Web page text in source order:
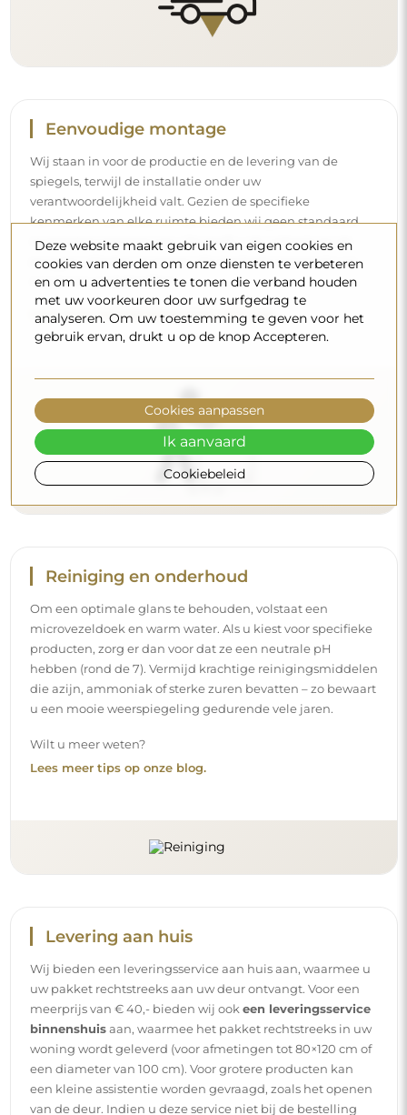
Reiniging en onderhoud
Om een optimale glans te behouden, volstaat een
microvezeldoek en warm water. Als u kiest voor specifieke
producten, zorg er dan voor dat ze een neutrale pH
hebben (rond de 7). Vermijd krachtige reinigingsmiddelen
die azijn, ammoniak of sterke zuren bevatten – zo bewaart
u een mooie weerspiegeling gedurende vele jaren.
Wij bieden een leveringsservice aan huis aan, waarmee u
uw pakket rechtstreeks aan uw deur ontvangt. Voor een
meerprijs van € 40,- bieden wij ook een leveringsservice
binnenshuisaan, waarmee het pakket rechtstreeks in uw
woning wordt geleverd (voor afmetingen tot 80×120 cm of
een diameter van 100 cm). Voor grotere producten kan
een kleine assistentie worden gevraagd, zoals het openen
kiest en betaalt, zal de bezorger het pakket niet binnen in
uw woning plaatsen.
Handleidingen
Om de montage en het gebruik van onze spiegel
eenvoudig en zorgeloos te maken, hebben wij voor u
gedetailleerde handleidingen opgesteld. Daarin vindt u
alle nodige stappen voor een correcte montage van de
spiegel, evenals tips voor het onderhoud, de reiniging en
het beheer ervan, zodat u lang van het perfecte uiterlijk
Deze website maakt gebruik van eigen cookies en
cookies van derden om onze diensten te verbeteren
en om u advertenties te tonen die verband houden
met uw voorkeuren door uw surfgedrag te
analyseren. Om uw toestemming te geven voor het
gebruik ervan, drukt u op de knop Accepteren.
Cookiebeleid
Cookies aanpassen
Ik aanvaard